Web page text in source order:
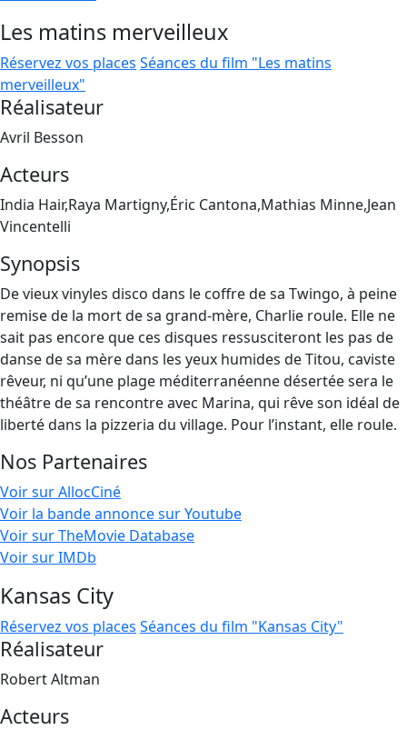
Les matins merveilleux
Réservez vos places Séances du film "Les matins
merveilleux"
Réalisateur
Avril Besson
Acteurs
India Hair,Raya Martigny,Éric Cantona,Mathias Minne,Jean
Vincentelli
Synopsis
De vieux vinyles disco dans le coffre de sa Twingo, à peine
remise de la mort de sa grand-mère, Charlie roule. Elle ne
sait pas encore que ces disques ressusciteront les pas de
danse de sa mère dans les yeux humides de Titou, caviste
rêveur, ni qu’une plage méditerranéenne désertée sera le
théâtre de sa rencontre avec Marina, qui rêve son idéal de
liberté dans la pizzeria du village. Pour l’instant, elle roule.
Nos Partenaires
Voir sur AllocCiné
Voir la bande annonce sur Youtube
Voir sur TheMovie Database
Voir sur IMDb
Kansas City
Réservez vos places Séances du film "Kansas City"
Réalisateur
Robert Altman
Acteurs